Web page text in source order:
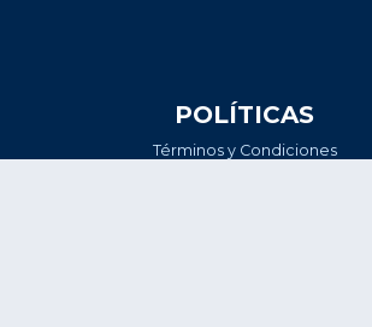
POLÍTICAS
Términos y Condiciones